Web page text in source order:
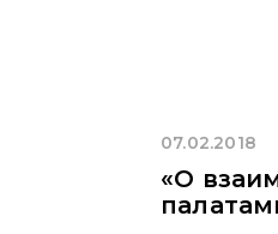
07.02.2018
«О